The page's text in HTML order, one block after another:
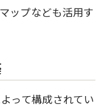
ップなども活用す
って構成されてい